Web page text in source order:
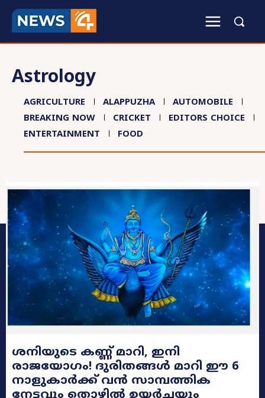
Astrology
AGRICULTURE ALAPPUZHA
AUTOMOBILE
BREAKING NOW
CRICKET
EDITORS CHOICE
ENTERTAINMENT
FOOD
ശനിയുടെ കണ്ണ് മാറി, ഇനി
രാജയോഗം! ദുരിതങ്ങൾ മാറി ഈ 6
നാളുകാർക്ക് വൻ സാമ്പത്തിക